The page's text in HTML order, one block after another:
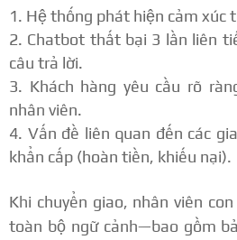
Hệ thống phát hiện cảm xúc
Chatbot thất bại 3 lần liên
câu trả lời.
Khách hàng yêu cầu rõ
nhân viên.
Vấn đề liên quan đến các
khẩn cấp (hoàn tiền, khiếu nại).
Khi chuyển giao, nhân viên
toàn bộ ngữ cảnh—bao gồm